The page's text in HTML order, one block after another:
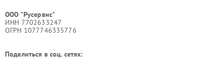
ООО "Русервис"
ИНН 7702633247
ОГРН 1077746335776
Поделиться в соц. сетях: